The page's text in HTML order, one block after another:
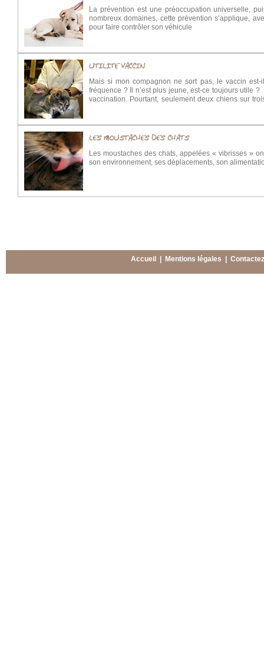
La prévention est une préoccupation universelle,
nombreux domaines, cette prévention s’applique,
pour faire contrôler son véhicule
UTILITE VACCIN
Mais si mon compagnon ne sort pas, le vaccin
fréquence ? Il n’est plus jeune, est-ce toujours utile
vaccination. Pourtant, seulement deux chiens sur
LES MOUSTACHES DES CHATS
Les moustaches des chats, appelées « vibrisses »
son environnement, ses déplacements, son
Accueil Mentions légales